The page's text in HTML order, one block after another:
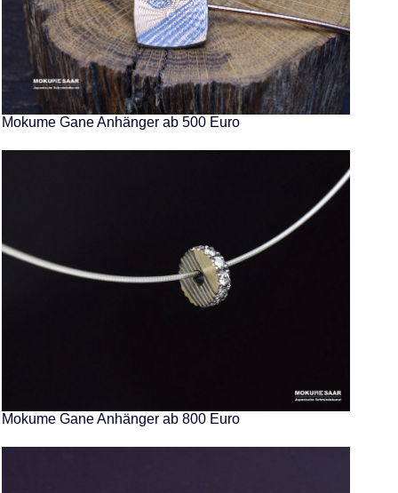
Mokume Gane Anhänger ab 500 Euro
Mokume Gane Anhänger ab 800 Euro